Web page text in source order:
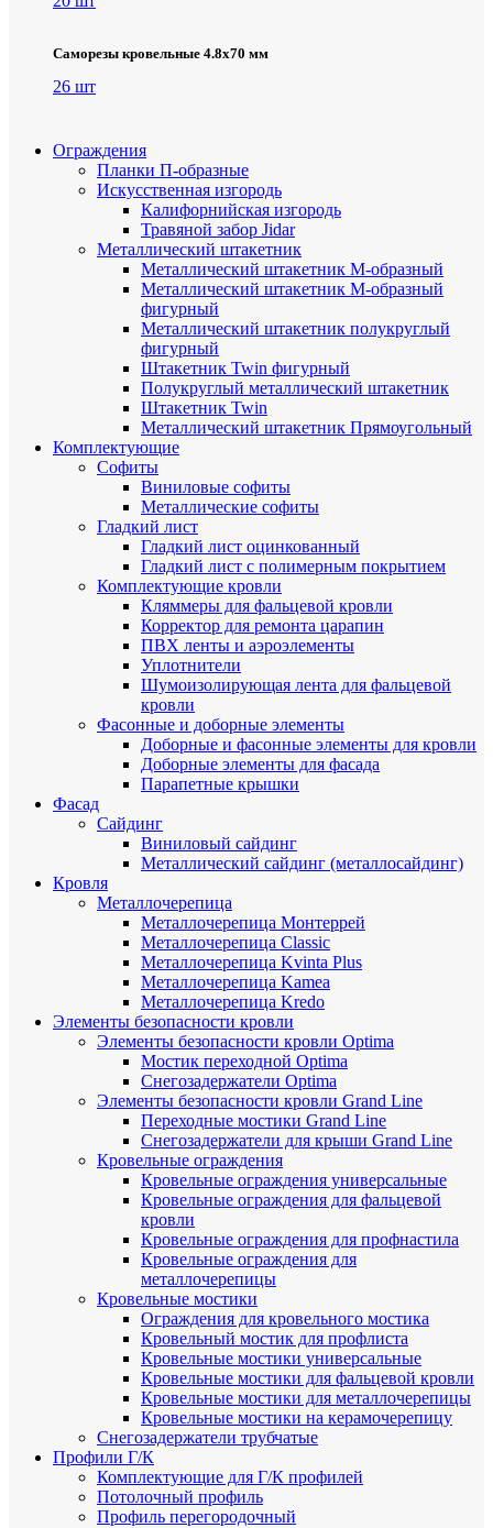
Саморезы кровельные 4.8х70 мм
26 шт
Ограждения
Планки П-образные
Искусственная изгородь
Калифорнийская изгородь
Травяной забор Jidar
Металлический штакетник
Металлический штакетник М-образный
Металлический штакетник М-образный
фигурный
Металлический штакетник полукруглый
фигурный
Штакетник Twin фигурный
Полукруглый металлический штакетник
Штакетник Twin
Металлический штакетник Прямоугольный
Комплектующие
Cофиты
Виниловые софиты
Металлические софиты
Гладкий лист
Гладкий лист оцинкованный
Гладкий лист с полимерным покрытием
Комплектующие кровли
Кляммеры для фальцевой кровли
Корректор для ремонта царапин
ПВХ ленты и аэроэлементы
Уплотнители
Шумоизолирующая лента для фальцевой
кровли
Фасонные и доборные элементы
Доборные и фасонные элементы для кровли
Доборные элементы для фасада
Парапетные крышки
Фасад
Сайдинг
Виниловый сайдинг
Металлический сайдинг (металлосайдинг)
Кровля
Металлочерепица
Металлочерепица Монтеррей
Металлочерепица Classic
Металлочерепица Kvinta Plus
Металлочерепица Kamea
Металлочерепица Kredo
Элементы безопасности кровли
Элементы безопасности кровли Optima
Мостик переходной Optima
Снегозадержатели Optima
Элементы безопасности кровли Grand Line
Переходные мостики Grand Line
Снегозадержатели для крыши Grand Line
Кровельные ограждения
Кровельные ограждения универсальные
Кровельные ограждения для фальцевой
кровли
Кровельные ограждения для профнастила
Кровельные ограждения для
металлочерепицы
Кровельные мостики
Ограждения для кровельного мостика
Кровельный мостик для профлиста
Кровельные мостики универсальные
Кровельные мостики для фальцевой кровли
Кровельные мостики для металлочерепицы
Кровельные мостики на керамочерепицу
Снегозадержатели трубчатые
Профили Г/К
Комплектующие для Г/К профилей
Потолочный профиль
Профиль перегородочный